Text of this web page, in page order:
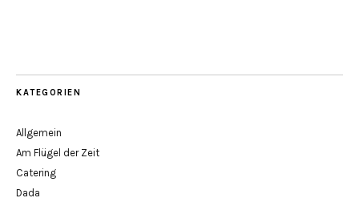
KATEGORIEN
Allgemein
Am Flügel der Zeit
Catering
Dada